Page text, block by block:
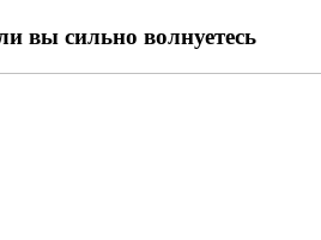
вы сильно волнуетесь